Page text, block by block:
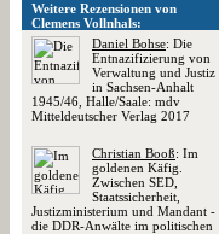
Weitere Rezensionen von
Clemens Vollnhals:
Daniel Bohse: Die
Entnazifizierung von
Verwaltung und Justiz
in Sachsen-Anhalt
1945/46, Halle/Saale: mdv
Mitteldeutscher Verlag 2017
Christian Booß: Im
goldenen Käfig.
Zwischen SED,
Staatssicherheit,
Justizministerium und Mandant -
die DDR-Anwälte im politischen